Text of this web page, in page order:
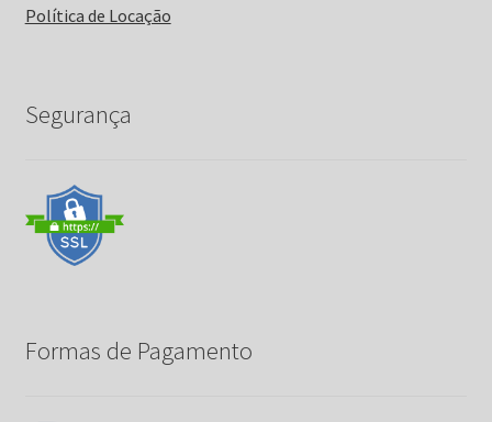
Política de Locação
Segurança
Formas de Pagamento